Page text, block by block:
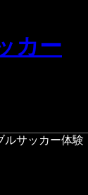
ルサッカー体験